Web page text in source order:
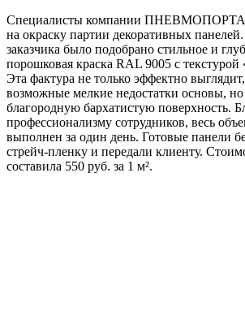
Специалисты компании
на окраску партии декоративных
заказчика было подобрано стильное и
порошковая краска RAL 9005 с
Эта фактура не только эффектно
возможные мелкие недостатки основы, но
благородную бархатистую поверхность.
профессионализму сотрудников, весь
выполнен за один день. Готовые панели
стрейч-пленку и передали клиенту.
составила 550 руб. за 1 м².